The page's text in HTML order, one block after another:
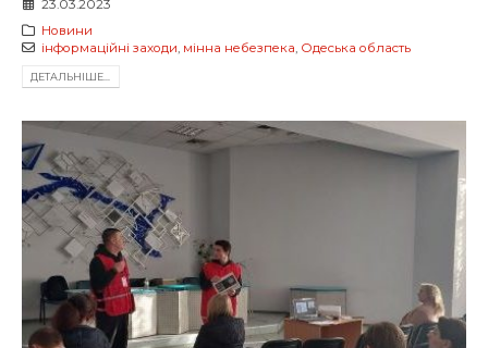
23.03.2023
Новини
інформаційні заходи, мінна небезпека, Одеська область
ДЕТАЛЬНIШЕ...